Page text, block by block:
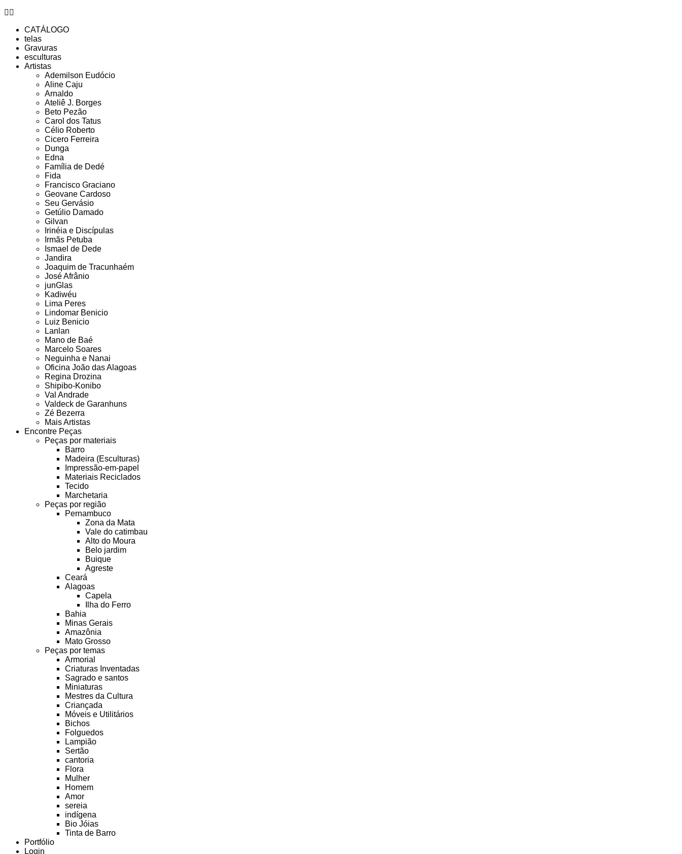
CATÁLOGO
telas
Gravuras
esculturas
Artistas
Ademilson Eudócio
Aline Caju
Arnaldo
Ateliê J. Borges
Beto Pezão
Carol dos Tatus
Célio Roberto
Cicero Ferreira
Dunga
Edna
Família de Dedé
Fida
Francisco Graciano
Geovane Cardoso
Seu Gervásio
Getúlio Damado
Gilvan
Irinéia e Discípulas
Irmãs Petuba
Ismael de Dede
Jandira
Joaquim de Tracunhaém
José Afrânio
junGlas
Kadiwéu
Lima Peres
Lindomar Benicio
Luiz Benicio
Lanlan
Mano de Baé
Marcelo Soares
Neguinha e Nanai
Oficina João das Alagoas
Regina Drozina
Shipibo-Konibo
Val Andrade
Valdeck de Garanhuns
Zé Bezerra
Mais Artistas
Encontre Peças
Peças por materiais
Barro
Madeira (Esculturas)
Impressão-em-papel
Materiais Reciclados
Tecido
Marchetaria
Peças por região
Pernambuco
Zona da Mata
Vale do catimbau
Alto do Moura
Belo jardim
Buique
Agreste
Ceará
Alagoas
Capela
Ilha do Ferro
Bahia
Minas Gerais
Amazônia
Mato Grosso
Peças por temas
Armorial
Criaturas Inventadas
Sagrado e santos
Miniaturas
Mestres da Cultura
Criançada
Móveis e Utilitários
Bichos
Folguedos
Lampião
Sertão
cantoria
Flora
Mulher
Homem
Amor
sereia
indígena
Bio Jóias
Tinta de Barro
Portfólio
Login